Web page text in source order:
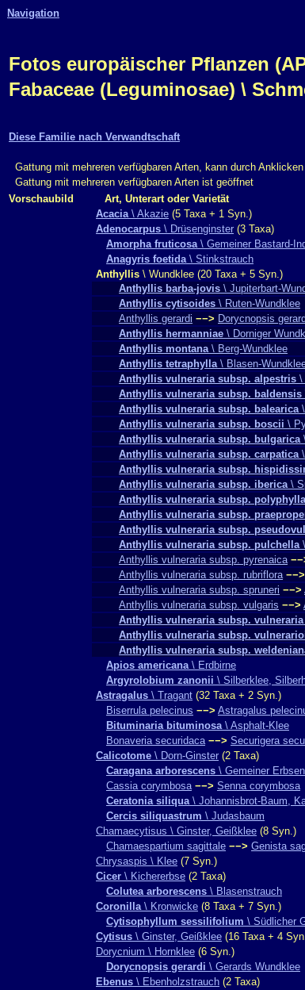
Navigation
Fotos europäischer Pflanzen
Fabaceae (Leguminosae) \
Diese Familie nach Verwandtschaft
Gattung mit mehreren verfügbaren Arten, kann durch
Gattung mit mehreren verfügbaren Arten ist geöffnet
Vorschaubild
Art, Unterart oder Varietät
Acacia\ Akazie (5 Taxa + 1 Syn.)
Adenocarpus \ Drüsenginster (3 Taxa)
Amorpha fruticosa\ Gemeiner Bastard-
Anagyris foetida\ Stinkstrauch
Anthyllis \ Wundklee (20 Taxa + 5 Syn.)
Anthyllis barba-jovis \ Jupiterbart-
Anthyllis cytisoides \ Ruten-Wundklee
Anthyllis gerardi −−> Dorycnopsis
Anthyllis hermanniae \ Dorniger
Anthyllis montana\ Berg-Wundklee
Anthyllis tetraphylla\ Blasen-
Anthyllis vulneraria subsp. alpestris \
Anthyllis vulneraria subsp. baldensis
Anthyllis vulneraria subsp. balearica\
Anthyllis vulneraria subsp. boscii \
Anthyllis vulneraria subsp. bulgarica\
Anthyllis vulneraria subsp. carpatica\
Anthyllis vulneraria subsp.
Anthyllis vulneraria subsp. iberica\
Anthyllis vulneraria subsp. polyphylla
Anthyllis vulneraria subsp.
Anthyllis vulneraria subsp.
Anthyllis vulneraria subsp. pulchella\
Anthyllis vulneraria subsp. pyrenaica
Anthyllis vulneraria subsp. rubriflora −−>
Anthyllis vulneraria subsp. spruneri −−>
Anthyllis vulneraria subsp. vulgaris −−>
Anthyllis vulneraria subsp. vulneraria
Anthyllis vulneraria subsp.
Anthyllis vulneraria subsp.
Apios americana\ Erdbirne
Argyrolobium zanonii \ Silberklee,
Astragalus \ Tragant (32 Taxa + 2 Syn.)
Biserrula pelecinus −−> Astragalus
Bituminaria bituminosa\ Asphalt-Klee
Bonaveria securidaca −−> Securigera
Calicotome \ Dorn-Ginster (2 Taxa)
Caragana arborescens \ Gemeiner
Cassia corymbosa −−> Senna corymbosa
Ceratonia siliqua\ Johannisbrot-Baum,
Cercis siliquastrum \ Judasbaum
Chamaecytisus \ Ginster, Geißklee (8 Syn.)
Chamaespartium sagittale −−> Genista
Chrysaspis \ Klee (7 Syn.)
Cicer \ Kichererbse (2 Taxa)
Colutea arborescens \ Blasenstrauch
Coronilla\ Kronwicke (8 Taxa + 7 Syn.)
Cytisophyllum sessilifolium \ Südlicher
Cytisus \ Ginster, Geißklee (16 Taxa + 4
Dorycnium \ Hornklee (6 Syn.)
Dorycnopsis gerardi \ Gerards Wundklee
Ebenus \ Ebenholzstrauch (2 Taxa)